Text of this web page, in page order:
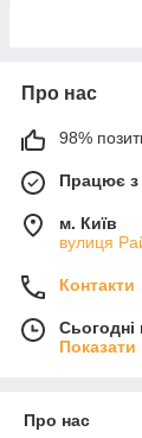
Про нас
98%
Працює з
м. Київ
вулиця
Контакти
Показати
Про нас